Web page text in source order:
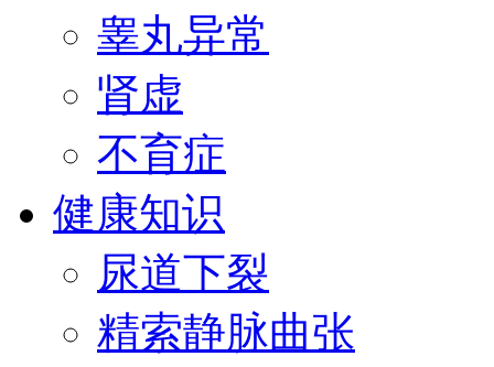
睾丸异常
肾虚
不育症
健康知识
尿道下裂
精索静脉曲张